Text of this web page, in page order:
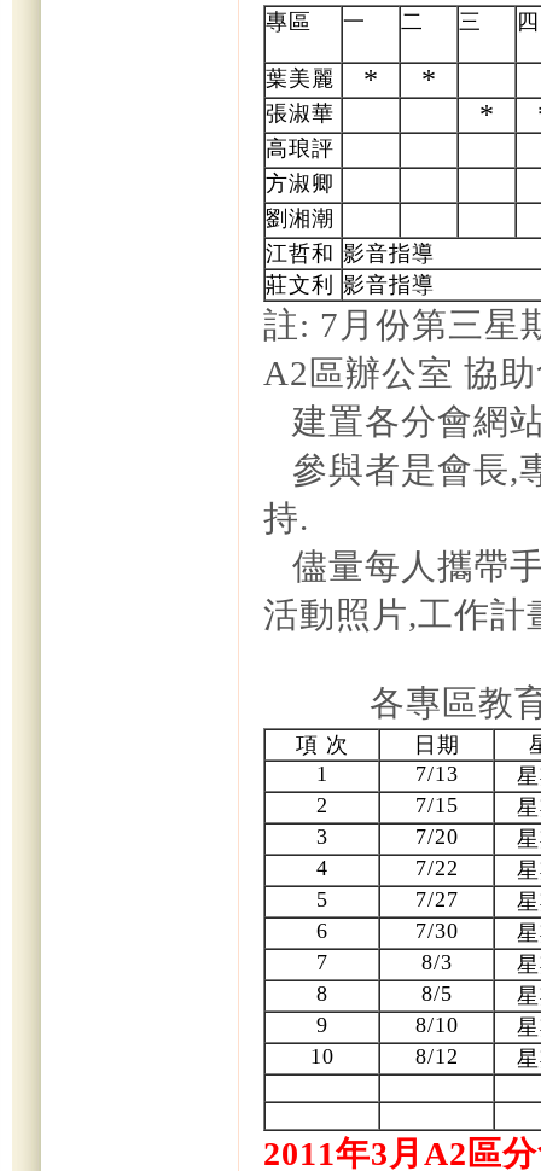
專區 一 二 三 四
葉美麗 * *
張淑華 *
高琅評
方淑卿
劉湘潮
江哲和 影音指導
莊文利
影音指導
註: 7月份第三星
A2區辦公室 協
建置各分會網
參與者是會長,
持.
儘量每人攜帶
活動照片,工作計
各專區教
項 次 日期
1
7/13
2
7/15
3
7/20
4
7/22
5
7/27
6
7/30
7
8/3
8
8/5
9
8/10
10
8/12
2011年3月A2區